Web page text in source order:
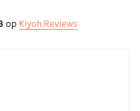
op Kiyoh Reviews